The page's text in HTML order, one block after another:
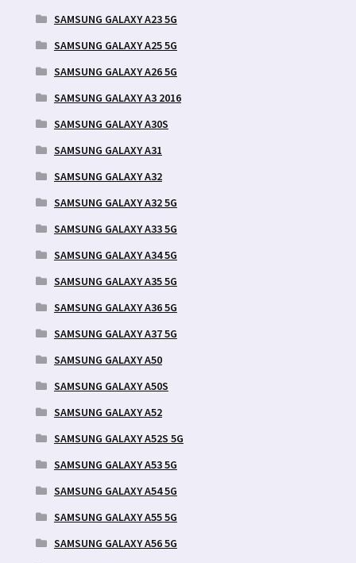
SAMSUNG GALAXY A23 5G
SAMSUNG GALAXY A25 5G
SAMSUNG GALAXY A26 5G
SAMSUNG GALAXY A3 2016
SAMSUNG GALAXY A30S
SAMSUNG GALAXY A31
SAMSUNG GALAXY A32
SAMSUNG GALAXY A32 5G
SAMSUNG GALAXY A33 5G
SAMSUNG GALAXY A34 5G
SAMSUNG GALAXY A35 5G
SAMSUNG GALAXY A36 5G
SAMSUNG GALAXY A37 5G
SAMSUNG GALAXY A50
SAMSUNG GALAXY A50S
SAMSUNG GALAXY A52
SAMSUNG GALAXY A52S 5G
SAMSUNG GALAXY A53 5G
SAMSUNG GALAXY A54 5G
SAMSUNG GALAXY A55 5G
SAMSUNG GALAXY A56 5G